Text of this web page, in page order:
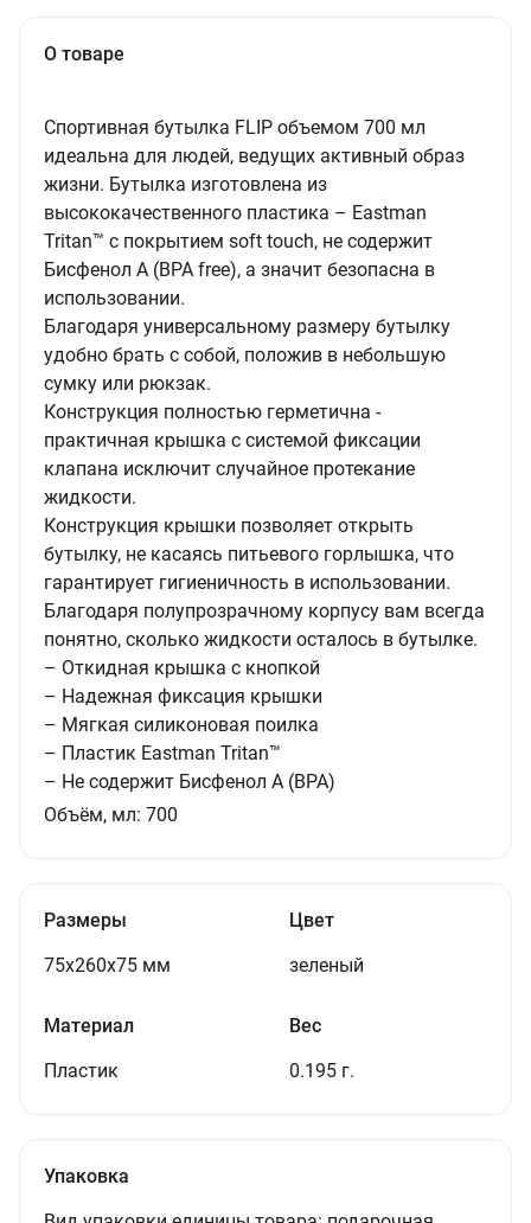
О товаре
Спортивная бутылка FLIP объемом 700 мл
идеальна для людей, ведущих активный образ
жизни. Бутылка изготовлена из
высококачественного пластика – Eastman
Tritan™ с покрытием soft touch, не содержит
Бисфенол А (BPA free), а значит безопасна в
использовании.
Благодаря универсальному размеру бутылку
удобно брать с собой, положив в небольшую
сумку или рюкзак.
Конструкция полностью герметична -
практичная крышка с системой фиксации
клапана исключит случайное протекание
жидкости.
Конструкция крышки позволяет открыть
бутылку, не касаясь питьевого горлышка, что
гарантирует гигиеничность в использовании.
Благодаря полупрозрачному корпусу вам всегда
понятно, сколько жидкости осталось в бутылке.
– Откидная крышка с кнопкой
– Надежная фиксация крышки
– Мягкая силиконовая поилка
– Пластик Eastman Tritan™
– Не содержит Бисфенол А (BPA)
Объём, мл: 700
Размеры
75x260x75 мм
Цвет
зеленый
Материал
Пластик
Вес
0.195 г.
Упаковка